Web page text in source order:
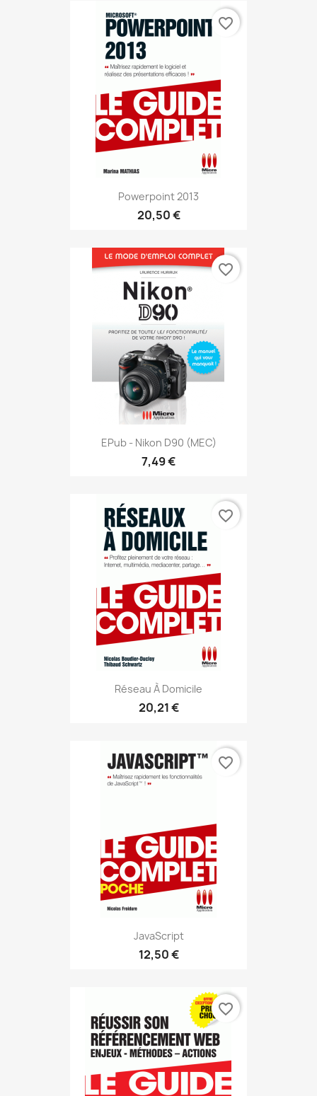
Powerpoint 2013
20,50 €
favorite_border
EPub - Nikon D90 (MEC)
7,49 €
favorite_border
Réseau À Domicile
20,21 €
favorite_border
JavaScript
12,50 €
favorite_border
favorite_border